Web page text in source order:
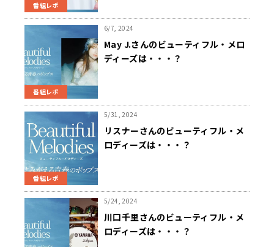
番組レポ
番組レポ
6/7, 2024
May J.さんのビューティフル・メロ
ディーズは・・・？
番組レポ
5/31, 2024
リスナーさんのビューティフル・メ
ロディーズは・・・？
5/24, 2024
川口千里さんのビューティフル・メ
ロディーズは・・・？